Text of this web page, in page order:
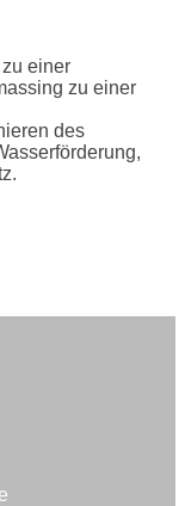
einer
zu einer
des